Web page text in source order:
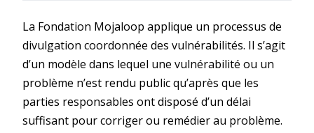
La Fondation Mojaloop applique un processus de
divulgation coordonnée des vulnérabilités. Il s’agit
d’un modèle dans lequel une vulnérabilité ou un
problème n’est rendu public qu’après que les
parties responsables ont disposé d’un délai
suffisant pour corriger ou remédier au problème.